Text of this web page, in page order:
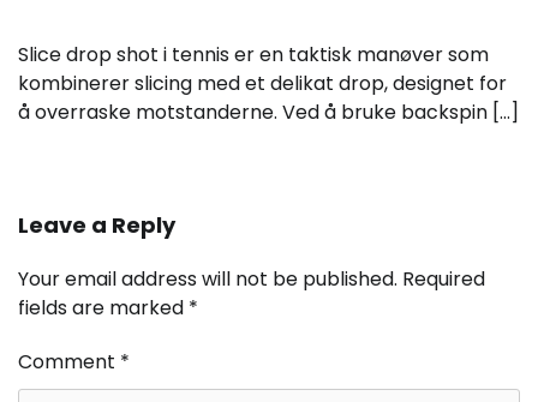
Slice drop shot i tennis er en taktisk manøver som
kombinerer slicing med et delikat drop, designet for
å overraske motstanderne. Ved å bruke backspin […]
Leave a Reply
Your email address will not be published. Required
fields are marked *
Comment *